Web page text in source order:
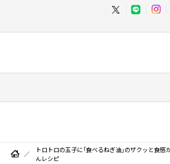
トロトロの玉子に「食べるねぎ油」のザクッと食感
んレシピ